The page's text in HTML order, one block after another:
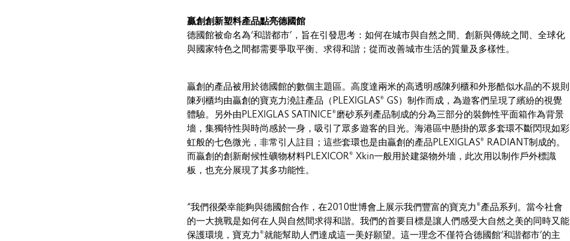
贏創創新塑料產品點亮德國館
德國館被命名為‘和諧都市’，旨在引發思考：如何在城市與自然之間、創新與傳統之間、全球化
與國家特色之間都需要爭取平衡、求得和諧；從而改善城市生活的質量及多樣性。
贏創的產品被用於德國館的數個主題區。高度達兩米的高透明感陳列櫃和外形酷似水晶的不規則
陳列櫃均由贏創的寶克力澆註產品（PLEXIGLAS® GS）制作而成，為遊客們呈現了繽紛的視覺
體驗。另外由PLEXIGLAS SATINICE®磨砂系列產品制成的分為三部分的裝飾性平面箱作為背景
墻，集獨特性與時尚感於一身，吸引了眾多遊客的目光。海港區中懸掛的眾多套環不斷閃現如彩
虹般的七色微光，非常引人註目；這些套環也是由贏創的產品PLEXIGLAS® RADIANT制成的。
而贏創的創新耐候性礦物材料PLEXICOR® Xkin一般用於建築物外墻，此次用以制作戶外標識
板，也充分展現了其多功能性。
“我們很榮幸能夠與德國館合作，在2010世博會上展示我們豐富的寶克力®產品系列。當今社會
的一大挑戰是如何在人與自然間求得和諧。我們的首要目標是讓人們感受大自然之美的同時又能
保護環境，寶克力®就能幫助人們達成這一美好願望。這一理念不僅符合德國館‘和諧都市’的主